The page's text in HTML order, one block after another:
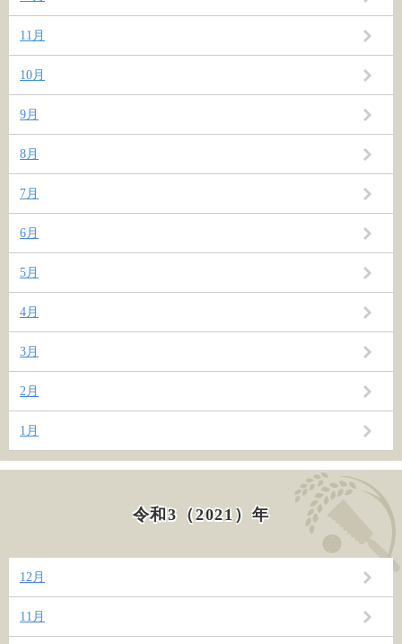
11月
10月
9月
8月
7月
6月
5月
4月
3月
2月
1月
令和3（2021）年
12月
11月